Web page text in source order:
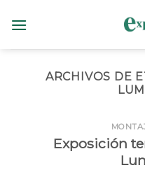
ARCHIVOS DE
Exposición